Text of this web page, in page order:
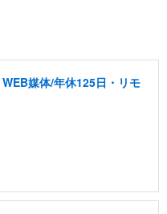
媒体/年休125日・リモ